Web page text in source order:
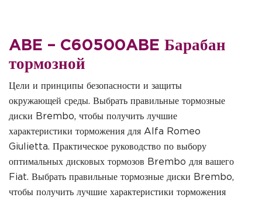
ABE – C60500ABE Барабан
тормозной
Цели и принципы безопасности и защиты
окружающей среды. Выбрать правильные тормозные
диски Brembo, чтобы получить лучшие
характеристики торможения для Alfa Romeo
Giulietta. Практическое руководство по выбору
оптимальных дисковых тормозов Brembo для вашего
Fiat. Выбрать правильные тормозные диски Brembo,
чтобы получить лучшие характеристики торможения